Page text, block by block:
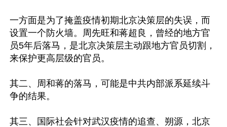
一方面是为了掩盖疫情初期北京决策层的失误，而
设置一个防火墙。周先旺和蒋超良，曾经的地方官
员5年后落马，是北京决策层主动跟地方官员切割，
来保护更高层级的官员。
其二、周和蒋的落马，可能是中共内部派系延续斗
争的结果。
其三、国际社会针对武汉疫情的追查、朔源，北京